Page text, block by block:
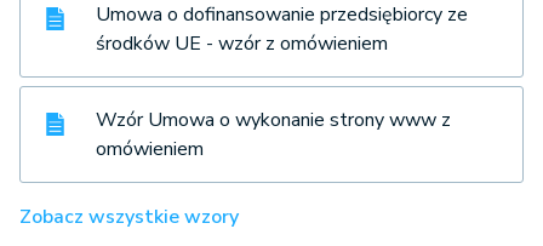
Umowa o dofinansowanie przedsiębiorcy ze
środków UE - wzór z omówieniem
Wzór Umowa o wykonanie strony www z
omówieniem
Zobacz wszystkie wzory